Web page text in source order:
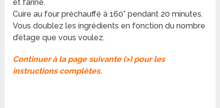
et fariné.
Cuire au four préchauffé à 160° pendant 20 minutes.
Vous doublez les ingrédients en fonction du nombre
d’étage que vous voulez.
Continuer à la page suivante (>) pour les
instructions complètes.